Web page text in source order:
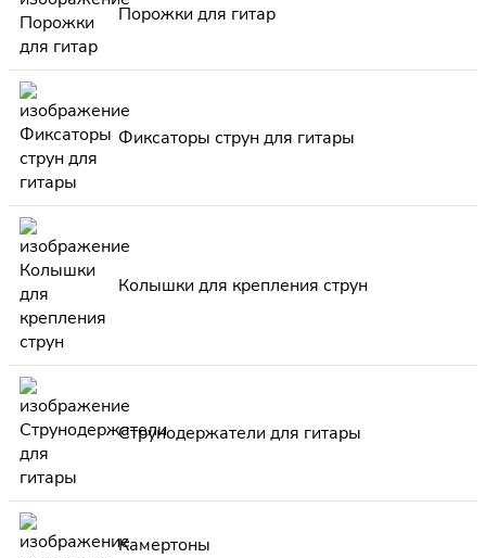
Порожки для гитар
Фиксаторы струн для гитары
Колышки для крепления струн
Струнодержатели для гитары
Камертоны